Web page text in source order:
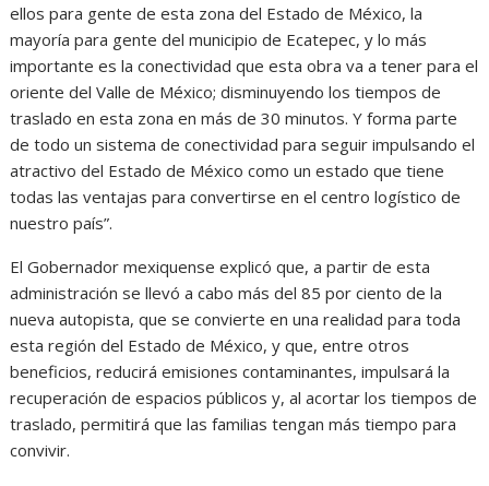
ellos para gente de esta zona del Estado de México, la
mayoría para gente del municipio de Ecatepec, y lo más
importante es la conectividad que esta obra va a tener para el
oriente del Valle de México; disminuyendo los tiempos de
traslado en esta zona en más de 30 minutos. Y forma parte
de todo un sistema de conectividad para seguir impulsando el
atractivo del Estado de México como un estado que tiene
todas las ventajas para convertirse en el centro logístico de
nuestro país”.
El Gobernador mexiquense explicó que, a partir de esta
administración se llevó a cabo más del 85 por ciento de la
nueva autopista, que se convierte en una realidad para toda
esta región del Estado de México, y que, entre otros
beneficios, reducirá emisiones contaminantes, impulsará la
recuperación de espacios públicos y, al acortar los tiempos de
traslado, permitirá que las familias tengan más tiempo para
convivir.